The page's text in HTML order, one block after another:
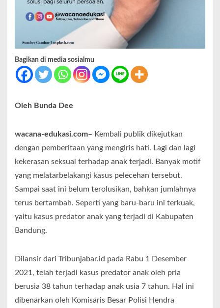
Bagikan di media sosialmu
Oleh Bunda Dee
wacana-edukasi.com– Kembali publik dikejutkan
dengan pemberitaan yang mengiris hati. Lagi dan lagi
kekerasan seksual terhadap anak terjadi. Banyak motif
yang melatarbelakangi kasus pelecehan tersebut.
Sampai saat ini belum terolusikan, bahkan jumlahnya
terus bertambah. Seperti yang baru-baru ini terkuak,
yaitu kasus predator anak yang terjadi di Kabupaten
Bandung.
Dilansir dari Tribunjabar.id pada Rabu 1 Desember
2021, telah terjadi kasus predator anak oleh pria
berusia 38 tahun terhadap anak usia 7 tahun. Hal ini
dibenarkan oleh Komisaris Besar Polisi Hendra